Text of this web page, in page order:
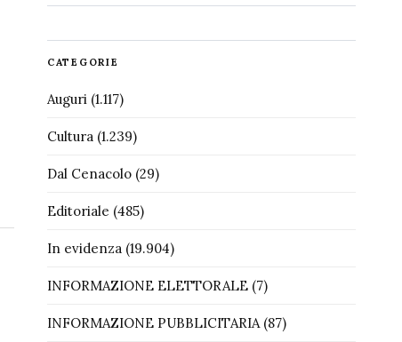
CATEGORIE
Auguri(1.117)
Cultura(1.239)
Dal Cenacolo(29)
Editoriale (485)
In evidenza(19.904)
INFORMAZIONE ELETTORALE(7)
INFORMAZIONE PUBBLICITARIA(87)